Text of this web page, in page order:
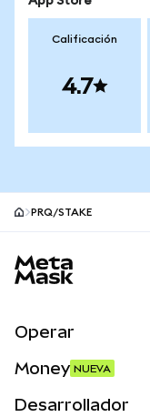
Calificación
4.7
PRQ/STAKE
Operar
Money NUEVA
Desarrollador